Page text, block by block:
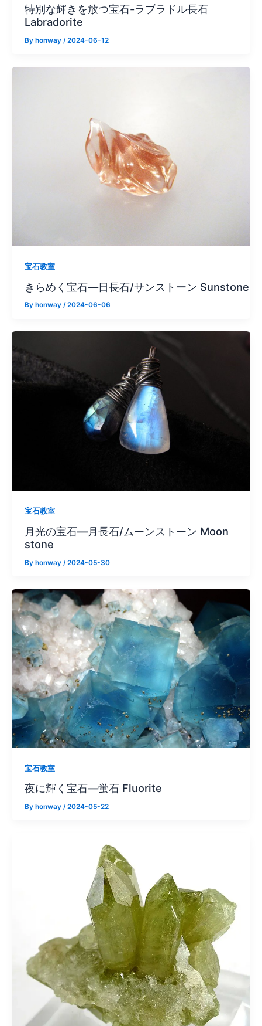
特別な輝きを放つ宝石-ラブラドル長石
Labradorite
By honway /2024-06-12
宝石教室
きらめく宝石—日長石/サンストーン Sunstone
By honway /2024-06-06
宝石教室
月光の宝石—月長石/ムーンストーン Moon
stone
By honway /2024-05-30
宝石教室
夜に輝く宝石—蛍石 Fluorite
By honway /2024-05-22